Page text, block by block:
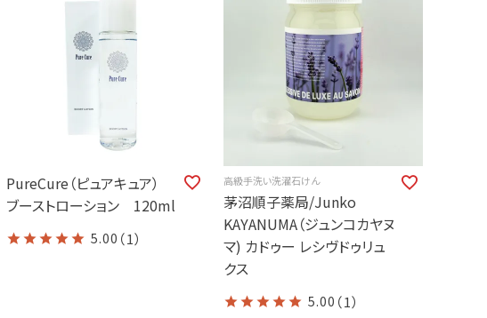
PureCure（ピュアキュア）
ブーストローション 120ml
5.00 （1）
高級手洗い洗濯石けん
茅沼順子薬局/Junko
KAYANUMA（ジュンコカヤヌ
マ) カドゥー レシヴドゥリュ
クス
5.00 （1）